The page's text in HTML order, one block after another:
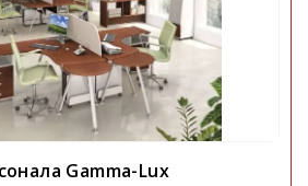
Gamma-Lux